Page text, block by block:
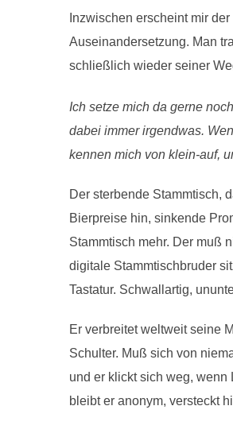
Inzwischen erscheint mir
Auseinandersetzung. Man
schließlich wieder seiner
Ich setze mich da gerne
dabei immer irgendwas.
kennen mich von klein-auf,
Der sterbende Stammtisch,
Bierpreise hin, sinkende
Stammtisch mehr. Der muß
digitale Stammtischbruder
Tastatur. Schwallartig,
Er verbreitet weltweit seine
Schulter. Muß sich von
und er klickt sich weg, wenn
bleibt er anonym, versteckt